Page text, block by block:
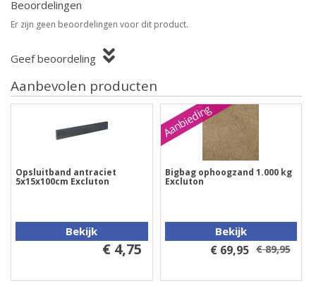
Beoordelingen
Er zijn geen beoordelingen voor dit product.
Geef beoordeling
Aanbevolen producten
Opsluitband antraciet
5x15x100cm Excluton
Bekijk
€ 4,75
Aanbieding
Bigbag ophoogzand 1.000 kg
Excluton
Bekijk
€ 69,95 € 89,95